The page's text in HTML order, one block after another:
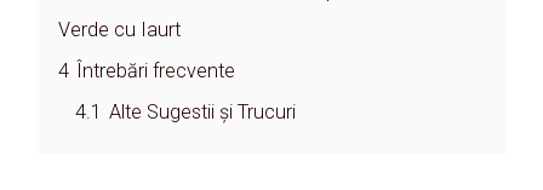
Verde cu Iaurt
4 Întrebări frecvente
4.1 Alte Sugestii și Trucuri